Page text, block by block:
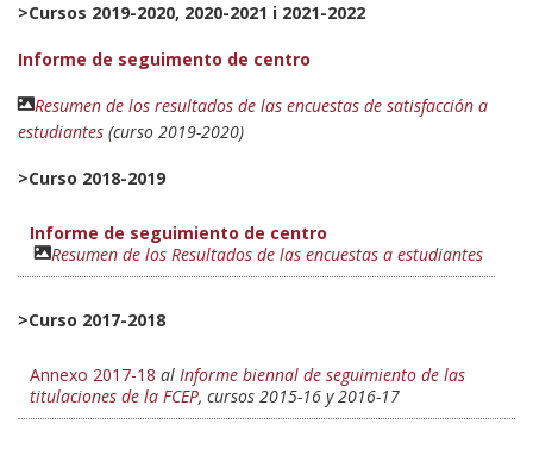
>Cursos 2019-2020, 2020-2021 i 2021-2022
Informe de seguimento de centro
Resumen de los resultados de las encuestas de satisfacción a
estudiantes (curso 2019-2020)
>Curso 2018-2019
Informe de seguimiento de centro
Resumen de los Resultados de las encuestas a estudiantes
>Curso 2017-2018
Annexo 2017-18 al Informe biennal de seguimiento de las
titulaciones de la FCEP, cursos 2015-16 y 2016-17